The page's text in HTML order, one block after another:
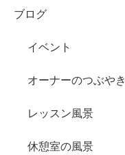
ブログ
イベント
オーナーのつぶやき
レッスン風景
休憩室の風景